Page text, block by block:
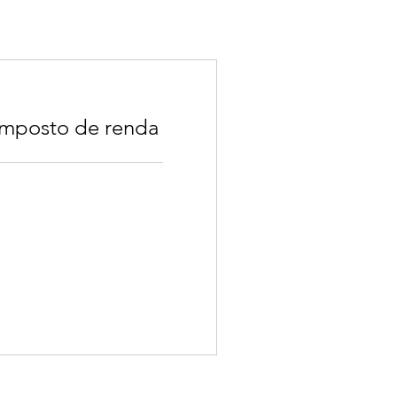
de renda